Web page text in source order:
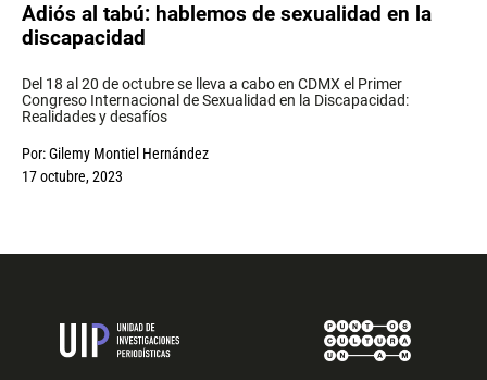
Adiós al tabú: hablemos de sexualidad en la
discapacidad
Del 18 al 20 de octubre se lleva a cabo en CDMX el Primer
Congreso Internacional de Sexualidad en la Discapacidad:
Realidades y desafíos
Por:Gilemy Montiel Hernández
17 octubre, 2023